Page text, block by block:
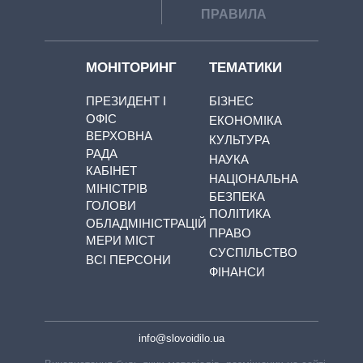
ПРАВИЛА
МОНІТОРИНГ
ПРЕЗИДЕНТ І
ОФІС
ВЕРХОВНА
РАДА
КАБІНЕТ
МІНІСТРІВ
ГОЛОВИ
ОБЛАДМІНІСТРАЦІЙ
МЕРИ МІСТ
ВСІ ПЕРСОНИ
ТЕМАТИКИ
БІЗНЕС
ЕКОНОМІКА
КУЛЬТУРА
НАУКА
НАЦІОНАЛЬНА
БЕЗПЕКА
ПОЛІТИКА
ПРАВО
СУСПІЛЬСТВО
ФІНАНСИ
info@slovoidilo.ua